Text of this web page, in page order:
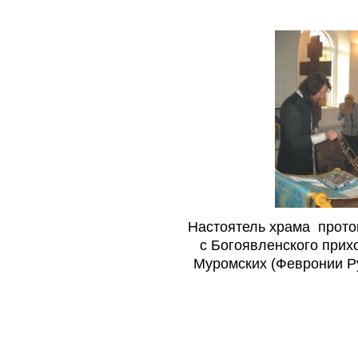
Настоятель храма
с Богоявленского
Муромских (Февронии